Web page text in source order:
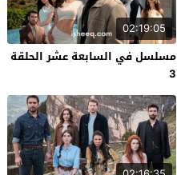
02:19:05
مسلسل في السابعة عشر الحلقة
3